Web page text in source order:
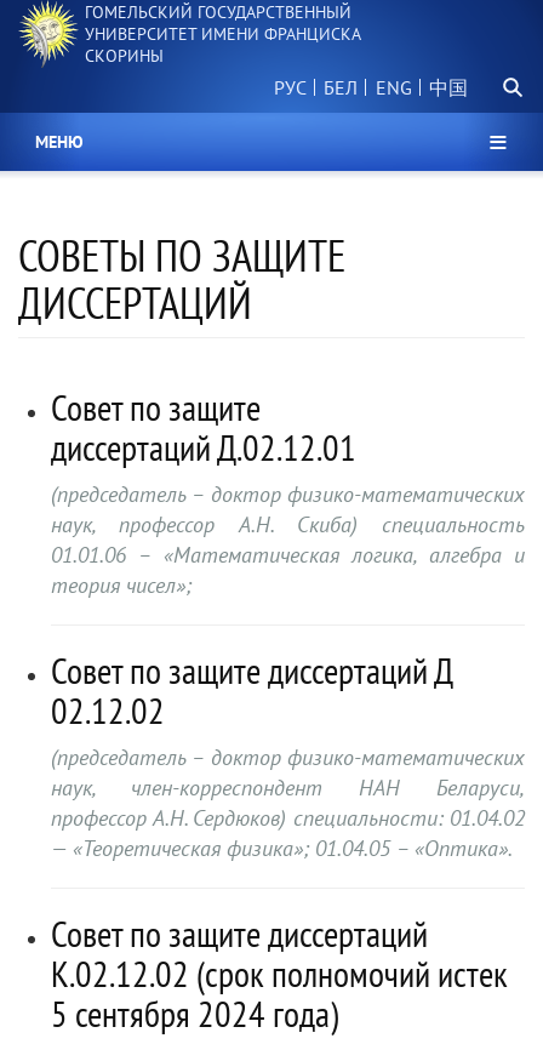
Перейти
основному
ГОМЕЛЬСКИЙ ГОСУДАРСТВЕННЫЙ
УНИВЕРСИТЕТ ИМЕНИ ФРАНЦИСКА
СКОРИНЫ
РУС БЕЛ 中国
МЕНЮ
СОВЕТЫ ПО ЗАЩИТЕ
ДИССЕРТАЦИЙ
Совет по защите
диссертаций Д.02.12.01
(председатель – доктор физико-математических
наук, профессор А.Н. Скиба) специальность
01.01.06 – «Математическая логика, алгебра и
теория чисел»;
Совет по защите диссертаций Д
02.12.02
(председатель – доктор физико-математических
наук, член-корреспондент НАН Беларуси,
профессор А.Н. Сердюков) специальности: 01.04.02
— «Теоретическая физика»; 01.04.05 – «Оптика».
Совет по защите диссертаций
К.02.12.02 (срок полномочий истек
5 сентября 2024 года)